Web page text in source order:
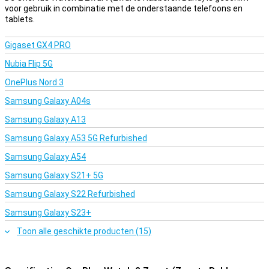
voor gebruik in combinatie met de onderstaande telefoons en
tablets.
Gigaset GX4 PRO
Nubia Flip 5G
OnePlus Nord 3
Samsung Galaxy A04s
Samsung Galaxy A13
Samsung Galaxy A53 5G Refurbished
Samsung Galaxy A54
Samsung Galaxy S21+ 5G
Samsung Galaxy S22 Refurbished
Samsung Galaxy S23+
Toon alle geschikte producten (15)